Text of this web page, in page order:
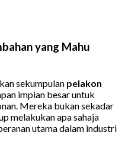
yang Mahu
sekumpulan pelakon
impian besar untuk
Mereka bukan sekadar
melakukan apa sahaja
utama dalam industri